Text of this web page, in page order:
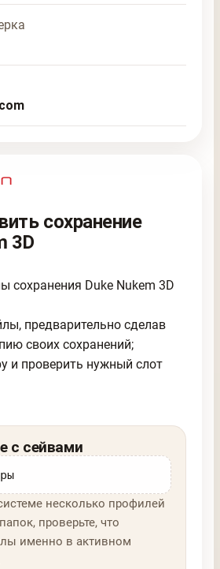
сохранение
3D
сохранения Duke Nukem 3D
предварительно сделав
своих сохранений;
и проверить нужный слот
с сейвами
несколько профилей
проверьте, что
именно в активном